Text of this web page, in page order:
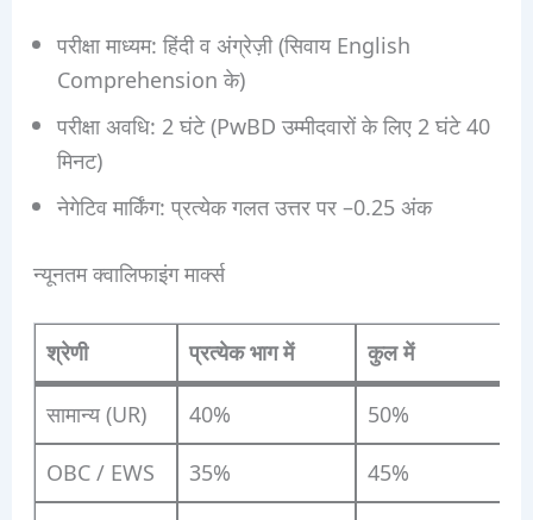
परीक्षा माध्यम: हिंदी व अंग्रेज़ी (सिवाय English
Comprehension के)
परीक्षा अवधि: 2 घंटे (PwBD उम्मीदवारों के लिए 2 घंटे 40
मिनट)
नेगेटिव मार्किंग: प्रत्येक गलत उत्तर पर –0.25 अंक
न्यूनतम क्वालिफाइंग मार्क्स
श्रेणी प्रत्येक भाग में कुल में
सामान्य (UR) 40% 50%
OBC / EWS 35% 45%